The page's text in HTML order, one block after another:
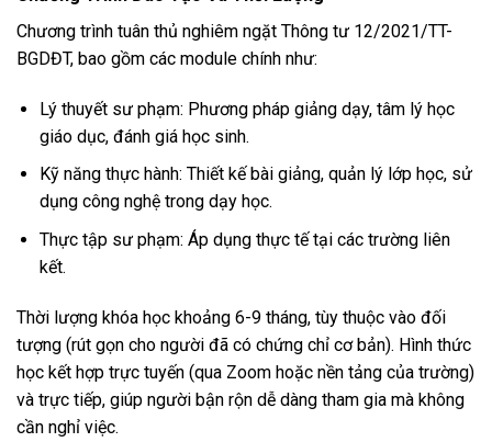
Chương trình tuân thủ nghiêm ngặt Thông tư 12/2021/TT-
BGDĐT, bao gồm các module chính như:
Lý thuyết sư phạm: Phương pháp giảng dạy, tâm lý học
giáo dục, đánh giá học sinh.
Kỹ năng thực hành: Thiết kế bài giảng, quản lý lớp học, sử
dụng công nghệ trong dạy học.
Thực tập sư phạm: Áp dụng thực tế tại các trường liên
kết.
Thời lượng khóa học khoảng 6-9 tháng, tùy thuộc vào đối
tượng (rút gọn cho người đã có chứng chỉ cơ bản). Hình thức
học kết hợp trực tuyến (qua Zoom hoặc nền tảng của trường)
và trực tiếp, giúp người bận rộn dễ dàng tham gia mà không
cần nghỉ việc.